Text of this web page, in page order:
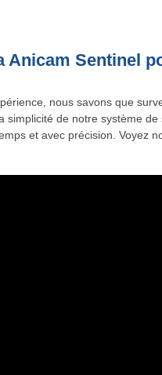
Anicam Sentinel
nous savons que
simplicité de notre système
et avec précision. Voyez